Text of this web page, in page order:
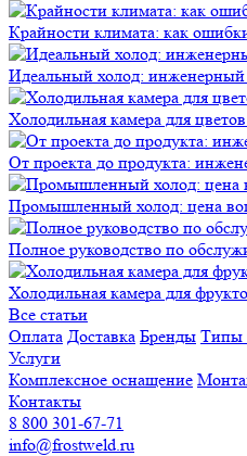
Крайности климата: как
Идеальный холод: инженерный
Холодильная камера для
От проекта до продукта:
Промышленный холод: цена
Полное руководство по
Холодильная камера для
Все статьи
Оплата Доставка Бренды Типы
Услуги
Комплексное оснащение
Контакты
8 800 301-67-71
info@frostweld.ru